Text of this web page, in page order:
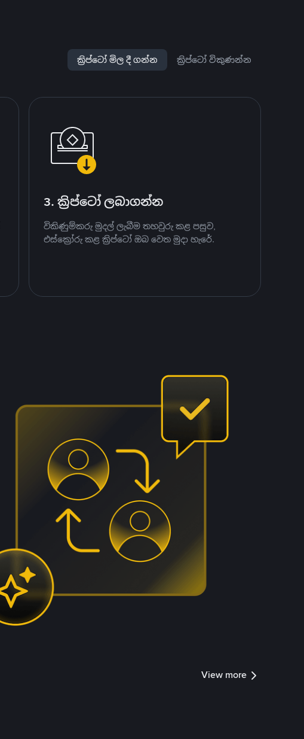
ක්‍රිප්ටෝ මිල දී ගන්න ක්‍රිප්ටෝ විකුණන්න
3. ක්‍රිප්ටෝ ලබාගන්න
විකිණුම්කරු මුදල් ලැබීම තහවුරු කළ පසුව,
එස්ක්‍රෝරු කළ ක්‍රිප්ටෝ ඔබ වෙත මුදා හැරේ.
View more